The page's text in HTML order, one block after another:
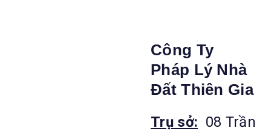
Công Ty
Pháp Lý Nhà
Đất Thiên Gia
Trụ sở: 08 Trần